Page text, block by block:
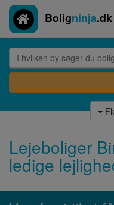
Boligninja.dk
Lejeboliger
ledige